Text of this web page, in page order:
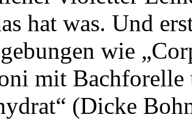
hat was. Und
wie
mit
(Dicke